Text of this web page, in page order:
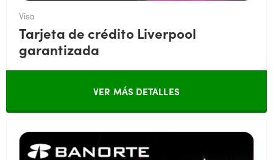
Visa
Tarjeta de crédito Liverpool
garantizada
VER MÁS DETALLES